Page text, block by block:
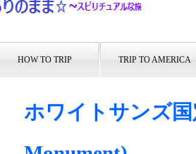
HOW TO TRIP TRIP TO AMERICA
ホワイトサンズ国